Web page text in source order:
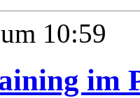
10:59
im